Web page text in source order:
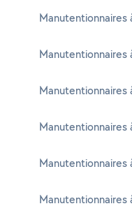
Manutentionnaires
Manutentionnaires
Manutentionnaires
Manutentionnaires
Manutentionnaires
Manutentionnaires